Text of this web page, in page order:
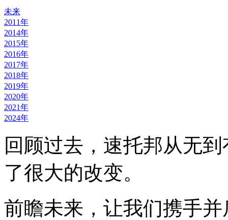
未来
2011年
2014年
2015年
2016年
2017年
2018年
2019年
2020年
2021年
2024年
回顾过去，速托邦从无
了很大的改变。
前瞻未来，让我们携手